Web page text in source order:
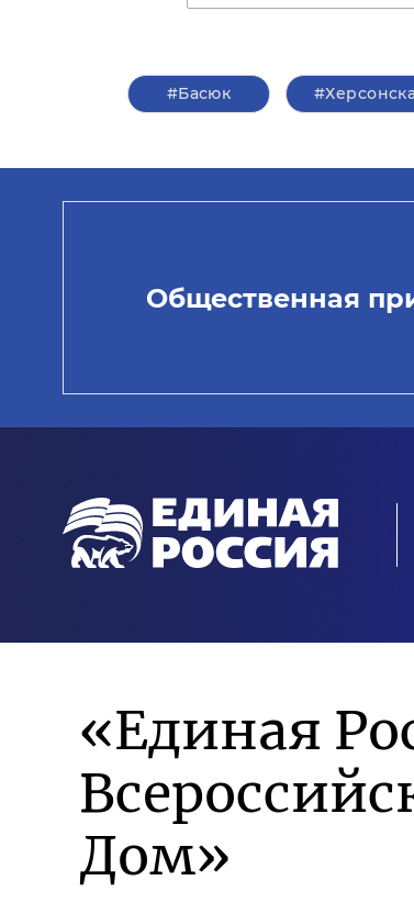
#Басюк
Общественная
«Единая
Дом»